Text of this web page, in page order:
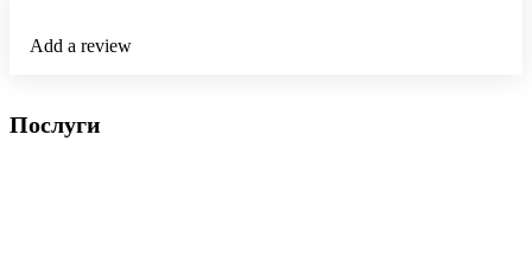
Add a review
Послуги